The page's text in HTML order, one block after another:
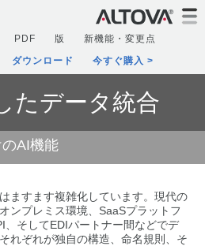
PDF 版
新機能・変更点
ダウンロード 今すぐ購入
たデータ統合
AI機能
ますます複雑化しています。現代の
ンプレミス環境、SaaSプラットフ
、そしてEDIパートナー間などでデ
れぞれが独自の構造、命名規則、そ